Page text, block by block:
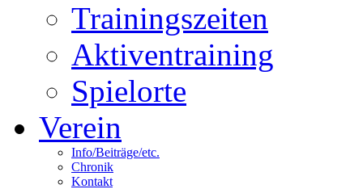
Trainingszeiten
Aktiventraining
Spielorte
Verein
Info/Beiträge/etc.
Chronik
Kontakt